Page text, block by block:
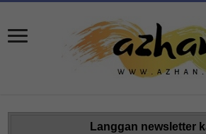
Langgan newsletter